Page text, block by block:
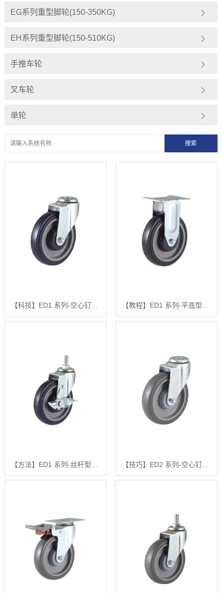
EG系列重型脚轮(150-350KG)
EH系列重型脚轮(150-510KG)
手推车轮
叉车轮
单轮
【科技】ED1 系列-空心钉型【是什么?】
【技巧】ED2 系列-空心钉型【有什么用?】